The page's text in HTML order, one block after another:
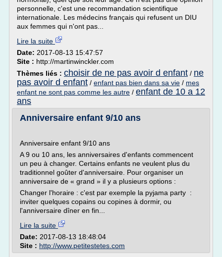
personnelle, c'est une recommandation scientifique
internationale. Les médecins français qui refusent un DIU
aux femmes qui n'ont pas...
Lire la suite
Date: 2017-08-13 15:47:57
Site : http://martinwinckler.com
Thèmes liés : choisir de ne pas avoir d enfant / ne
pas avoir d enfant / enfant pas bien dans sa vie / mes
enfant ne sont pas comme les autre / enfant de 10 a 12
ans
Anniversaire enfant 9/10 ans
Anniversaire enfant 9/10 ans
A 9 ou 10 ans, les anniversaires d'enfants commencent
un peu à changer. Certains enfants ne veulent plus du
traditionnel goûter d'anniversaire. Pour organiser un
anniversaire de « grand » il y a plusieurs options :
Changer l'horaire : c'est par exemple la pyjama party :
inviter quelques copains ou copines à dormir, ou
l'anniversaire dîner en fin...
Lire la suite
Date: 2017-08-13 18:48:04
Site : http://www.petitestetes.com